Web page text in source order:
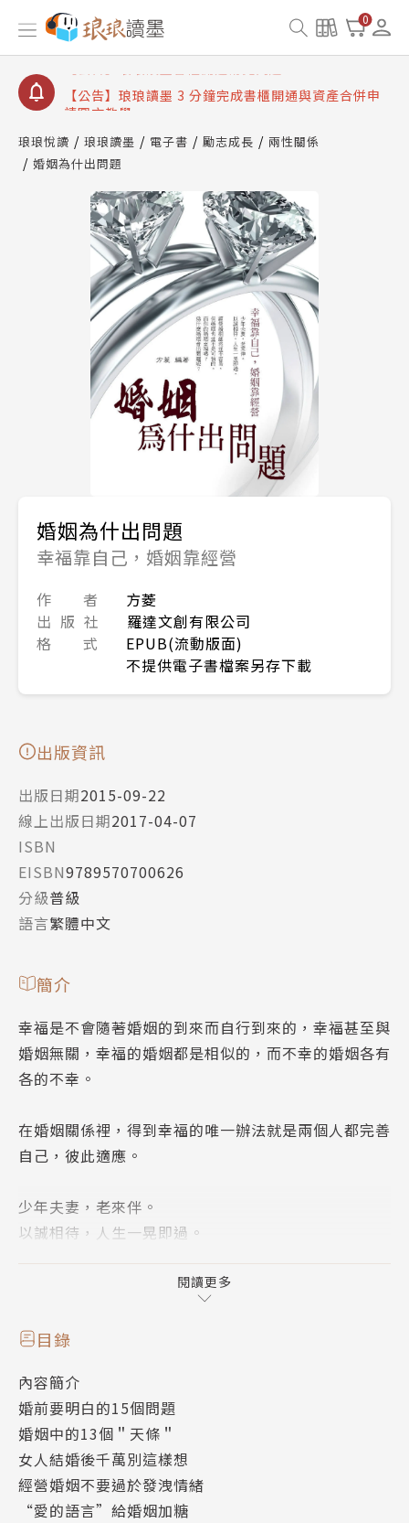
0
【公告】琅琅讀墨數位閱讀資產合併與書櫃開通申請
【公告】琅琅讀墨書櫃開通常見問題
請圖文教學
查詢
【公告】琅琅讀墨數位閱讀資產合併與書櫃開通申請
琅琅悅讀 琅琅讀墨 電子書 勵志成長
兩性關係
婚姻為什出問題
婚姻為什出問題
幸福靠自己，婚姻靠經營
作 者
方菱
出 版 社
羅達文創有限公司
格 式
EPUB(流動版面)
不提供電子書檔案另存下載
出版資訊
出版日期2015-09-22
線上出版日期2017-04-07
ISBN
EISBN9789570700626
分級普級
語言繁體中文
簡介
幸福是不會隨著婚姻的到來而自行到來的，幸福甚至與
婚姻無關，幸福的婚姻都是相似的，而不幸的婚姻各有
各的不幸。
在婚姻關係裡，得到幸福的唯一辦法就是兩個人都完善
自己，彼此適應。
少年夫妻，老來伴。
以誠相待，人生一晃即過。
經營婚姻雖然並不容易，但婚姻也並不是可怕的。而你
的婚姻幸福嗎？為什麼婚姻會出問題呢？
上的轉變，掌握婚姻的主動權。但這需要足夠的智慧和
技巧，要明白：幸福美滿的婚姻是可以設計出來的！
婚姻不在於選擇合適的人，而在於讓對方變為合適的
人。
閱讀更多
目錄
內容簡介
婚前要明白的15個問題
婚姻中的13個＂天條＂
女人結婚後千萬別這樣想
經營婚姻不要過於發洩情緒
“愛的語言”給婚姻加糖